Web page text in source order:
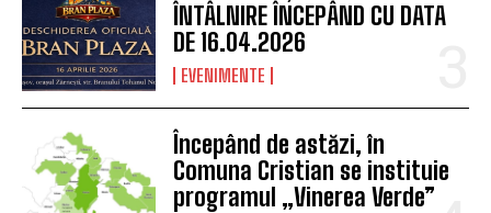
ÎNTÂLNIRE ÎNCEPÂND CU DATA
DE 16.04.2026
EVENIMENTE
Începând de astăzi, în
Comuna Cristian se instituie
programul „Vinerea Verde”